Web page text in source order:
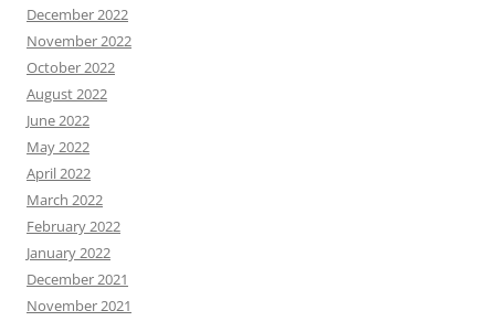
December 2022
November 2022
October 2022
August 2022
June 2022
May 2022
April 2022
March 2022
February 2022
January 2022
December 2021
November 2021